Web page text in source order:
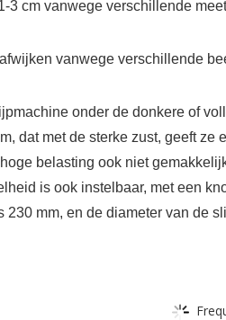
3 cm vanwege verschillende
vanwege verschillende
onder de donkere of
dat met de sterke zust, geeft ze
belasting ook niet
is ook instelbaar, met een
230 mm, en de diameter van de